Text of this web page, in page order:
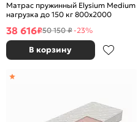
Матрас пружинный Elysium Medium
нагрузка до 150 кг 800x2000
38 616₽50 150 ₽-23%
В корзину